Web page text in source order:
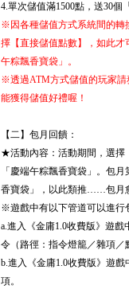
4.單次儲值滿1500點，送30個
※因各種儲值方式系統間的轉
擇【直接儲值點數】，如此
午粽飄香寶袋」。
※透過ATM方式儲值的玩家請
能獲得儲值好禮喔！
【二】包月回饋：
★活動內容：活動期間，選擇
「慶端午粽飄香寶袋」。包
香寶袋」，以此類推……包月
※遊戲中有以下管道可以進行
a.進入《金庸1.0收費版》遊
令（路徑：指令燈籠／雜項／
b.進入《金庸1.0收費版》遊
項。